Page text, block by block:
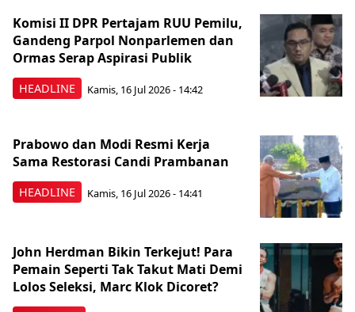
HEADLINE
Komisi II DPR Pertajam RUU Pemilu,
Gandeng Parpol Nonparlemen dan
Ormas Serap Aspirasi Publik
Kamis, 16 Jul 2026 - 14:42
HEADLINE
Prabowo dan Modi Resmi Kerja
Sama Restorasi Candi Prambanan
Kamis, 16 Jul 2026 - 14:41
John Herdman Bikin Terkejut! Para
Pemain Seperti Tak Takut Mati Demi
Lolos Seleksi, Marc Klok Dicoret?